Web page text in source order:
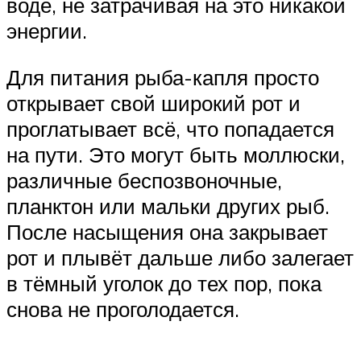
энергии.
Для питания рыба-капля просто
открывает свой широкий рот и
проглатывает всё, что попадается
на пути. Это могут быть моллюски,
различные беспозвоночные,
планктон или мальки других рыб.
После насыщения она закрывает
рот и плывёт дальше либо залегает
в тёмный уголок до тех пор, пока
снова не проголодается.